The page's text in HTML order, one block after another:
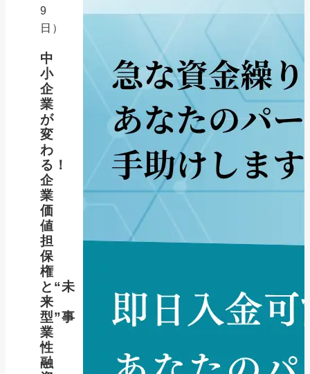
9
日）
中
小
企
業
が
変
わ
る！
企
業
価
値
担
保
権
と“未
来
型”事
業
性
融